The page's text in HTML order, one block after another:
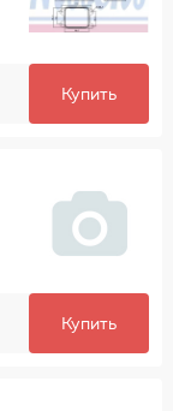
Купить
Купить